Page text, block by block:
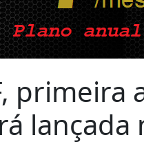
primeira
lançada